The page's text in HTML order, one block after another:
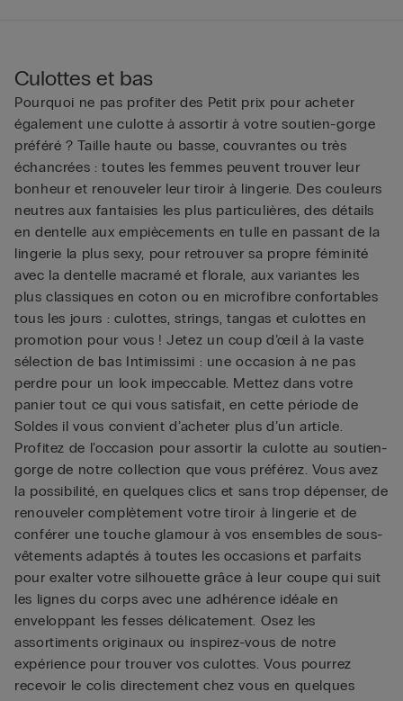
Culottes et bas
Pourquoi ne pas profiter des Petit prix pour acheter
également une culotte à assortir à votre soutien-gorge
préféré ? Taille haute ou basse, couvrantes ou très
échancrées : toutes les femmes peuvent trouver leur
bonheur et renouveler leur tiroir à lingerie. Des couleurs
neutres aux fantaisies les plus particulières, des détails
en dentelle aux empiècements en tulle en passant de la
lingerie la plus sexy, pour retrouver sa propre féminité
avec la dentelle macramé et florale, aux variantes les
plus classiques en coton ou en microfibre confortables
tous les jours : culottes, strings, tangas et culottes en
promotion pour vous ! Jetez un coup d’œil à la vaste
sélection de bas Intimissimi : une occasion à ne pas
perdre pour un look impeccable. Mettez dans votre
panier tout ce qui vous satisfait, en cette période de
Soldes il vous convient d’acheter plus d’un article.
Profitez de l’occasion pour assortir la culotte au soutien-
gorge de notre collection que vous préférez. Vous avez
la possibilité, en quelques clics et sans trop dépenser, de
renouveler complètement votre tiroir à lingerie et de
conférer une touche glamour à vos ensembles de sous-
vêtements adaptés à toutes les occasions et parfaits
pour exalter votre silhouette grâce à leur coupe qui suit
les lignes du corps avec une adhérence idéale en
enveloppant les fesses délicatement. Osez les
assortiments originaux ou inspirez-vous de notre
expérience pour trouver vos culottes. Vous pourrez
recevoir le colis directement chez vous en quelques